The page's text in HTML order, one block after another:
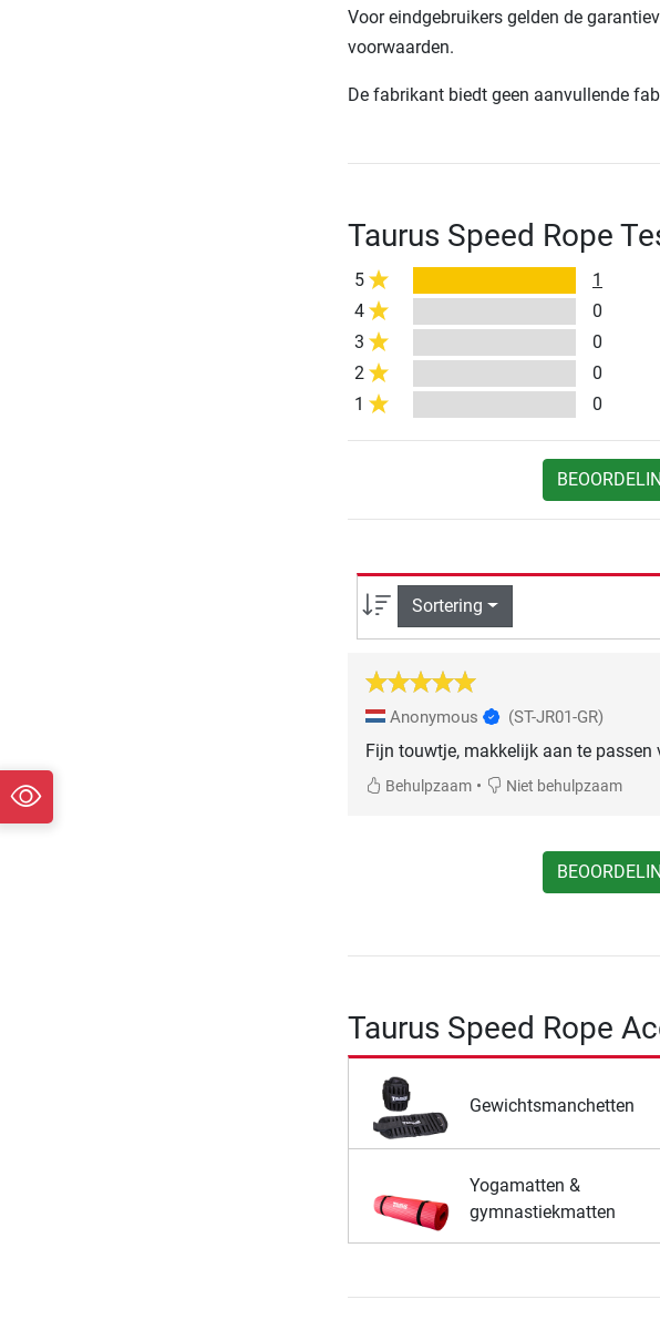
Voor eindgebruikers gelden de
voorwaarden.
De fabrikant biedt geen aanvullende
Taurus Speed Rope
5
1
4
0
3
0
2
0
1
0
Sortering
Anonymous (ST-JR01-GR)
Fijn touwtje, makkelijk aan te passen
Behulpzaam• Niet behulpzaam
Taurus Speed Rope
Gewichtsmanchetten
Yogamatten &
gymnastiekmatten